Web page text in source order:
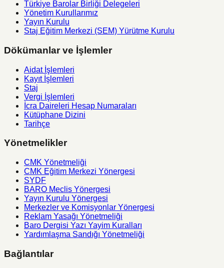
Türkiye Barolar Birliği Delegeleri
Yönetim Kurullarımız
Yayın Kurulu
Staj Eğitim Merkezi (SEM) Yürütme Kurulu
Dökümanlar ve İşlemler
Aidat İşlemleri
Kayıt İşlemleri
Staj
Vergi İşlemleri
İcra Daireleri Hesap Numaraları
Kütüphane Dizini
Tarihçe
Yönetmelikler
CMK Yönetmeliği
CMK Eğitim Merkezi Yönergesi
SYDF
BARO Meclis Yönergesi
Yayın Kurulu Yönergesi
Merkezler ve Komisyonlar Yönergesi
Reklam Yasağı Yönetmeliği
Baro Dergisi Yazı Yayim Kuralları
Yardımlaşma Sandığı Yönetmeliği
Bağlantılar